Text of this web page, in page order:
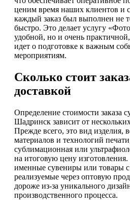
ценим время наших клиентов и
каждый заказ был выполнен не
быстро. Это делает услугу
удобной, но и очень
идет о подготовке к важным
мероприятиям.
Сколько стоит
доставкой
Определение стоимости заказа
Шадринск зависит от
Прежде всего, это вид изделия,
материалов и технологий
сублимационная или
на итоговую цену
именные сувениры или товары
реализуемые через оптовую
дороже из-за уникального
производственного процесса.